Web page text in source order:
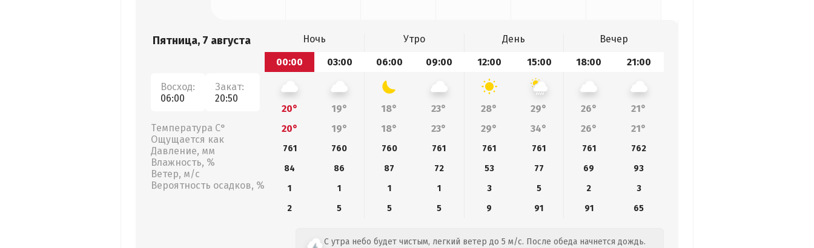
Пятница, 7 августа
Восход:
06:00
Закат:
20:50
Температура С°
Ощущается как
Давление, мм
Влажность, %
Ветер, м/с
Вероятность осадков, %
Ночь Утро День
Вечер
00:00
03:00 06:00 09:00 12:00 15:00 18:00 21:00
20° 19° 18° 23° 28° 29° 26°
21°
20°
19° 18° 23° 29° 34° 26° 21°
761 760 760 761 761 761 761
762
84
86 87 72 53 77 69
93
1
1 1 1 3 5 2
3
2
5 5 5 9 91 91 65
С утра небо будет чистым, легкий ветер до 5 м/с. После обеда начнется дождь.